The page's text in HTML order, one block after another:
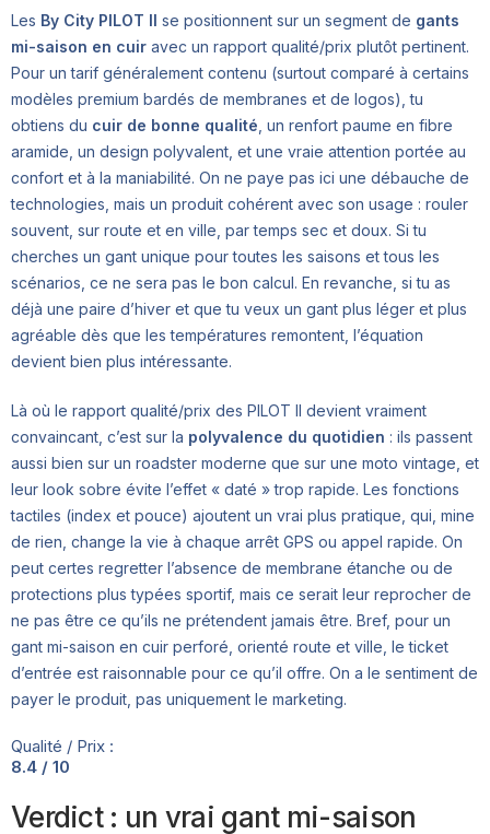
Les By City PILOT II se positionnent sur un segment de gants
mi-saison en cuir avec un rapport qualité/prix plutôt pertinent.
Pour un tarif généralement contenu (surtout comparé à certains
modèles premium bardés de membranes et de logos), tu
obtiens du cuir de bonne qualité , un renfort paume en fibre
aramide, un design polyvalent, et une vraie attention portée au
confort et à la maniabilité. On ne paye pas ici une débauche de
technologies, mais un produit cohérent avec son usage : rouler
souvent, sur route et en ville, par temps sec et doux. Si tu
cherches un gant unique pour toutes les saisons et tous les
scénarios, ce ne sera pas le bon calcul. En revanche, si tu as
déjà une paire d’hiver et que tu veux un gant plus léger et plus
agréable dès que les températures remontent, l’équation
devient bien plus intéressante.
Là où le rapport qualité/prix des PILOT II devient vraiment
convaincant, c’est sur la polyvalence du quotidien : ils passent
aussi bien sur un roadster moderne que sur une moto vintage, et
leur look sobre évite l’effet « daté » trop rapide. Les fonctions
tactiles (index et pouce) ajoutent un vrai plus pratique, qui, mine
de rien, change la vie à chaque arrêt GPS ou appel rapide. On
peut certes regretter l’absence de membrane étanche ou de
protections plus typées sportif, mais ce serait leur reprocher de
ne pas être ce qu’ils ne prétendent jamais être. Bref, pour un
gant mi-saison en cuir perforé, orienté route et ville, le ticket
d’entrée est raisonnable pour ce qu’il offre. On a le sentiment de
payer le produit, pas uniquement le marketing.
Qualité / Prix :
8.4 / 10
Verdict : un vrai gant mi-saison